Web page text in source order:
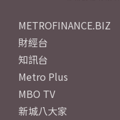
METROFINANCE.BIZ
財經台
知訊台
Metro Plus
MBO TV
新城八大家